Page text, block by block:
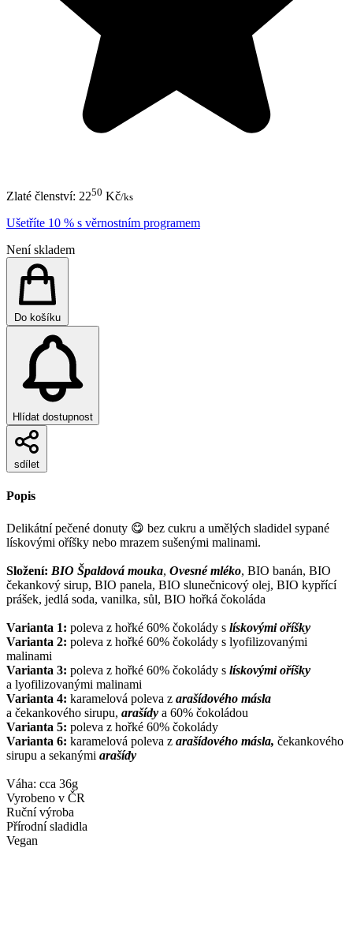
Zlaté členství: 2250 Kč/ks
Ušetříte 10 % s věrnostním programem
Není skladem
Do košíku
Hlídat dostupnost
sdílet
Popis
Delikátní pečené donuty 😋 bez cukru a umělých sladidel sypané
lískovými oříšky nebo mrazem sušenými malinami.
Složení: BIO Špaldová mouka, Ovesné mléko, BIO banán, BIO
čekankový sirup, BIO panela, BIO slunečnicový olej, BIO kypřící
prášek, jedlá soda, vanilka, sůl, BIO hořká čokoláda
Varianta 1: poleva z hořké 60% čokolády s lískovými oříšky
Varianta 2: poleva z hořké 60% čokolády s lyofilizovanými
malinami
Varianta 3: poleva z hořké 60% čokolády s lískovými oříšky
a lyofilizovanými malinami
Varianta 4: karamelová poleva z arašídového másla
a čekankového sirupu, arašídy a 60% čokoládou
Varianta 5: poleva z hořké 60% čokolády
Varianta 6: karamelová poleva z arašídového másla, čekankového
sirupu a sekanými arašídy
Váha: cca 36g
Vyrobeno v ČR
Ruční výroba
Přírodní sladidla
Vegan